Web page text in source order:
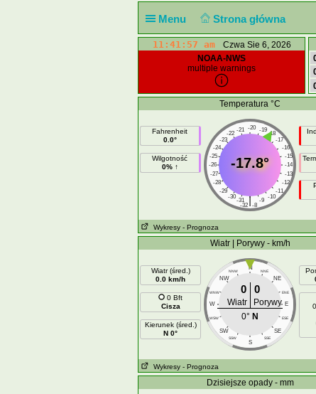
Menu Strona główna
11:41:58 am
Czwa Sie 6, 2026
NOAA-NWS
multiple warnings
Temperatura °C
Fahrenheit
0.0°
Wilgotność
0% ↑
-20
-21 -19
-22
-18
-23
-17
-24
-16
-25
-15
-26
-14
-27
-13
-28
-12
-29
-11
-30
-10
-31 -9
|
-32 -8
-17.8°
Wykresy - Prognoza
Wiatr | Porywy - km/h
Wiatr (śred.)
0.0 km/h
0 Bft
Cisza
Kierunek (śred.)
N 0°
N
NNW NNE
NW NE
WNW ENE
W E
WSW ESE
SW SE
SSW SSE
S
0 0
Wiatr
Porywy
0° N
Wykresy - Prognoza
Dzisiejsze opady - mm